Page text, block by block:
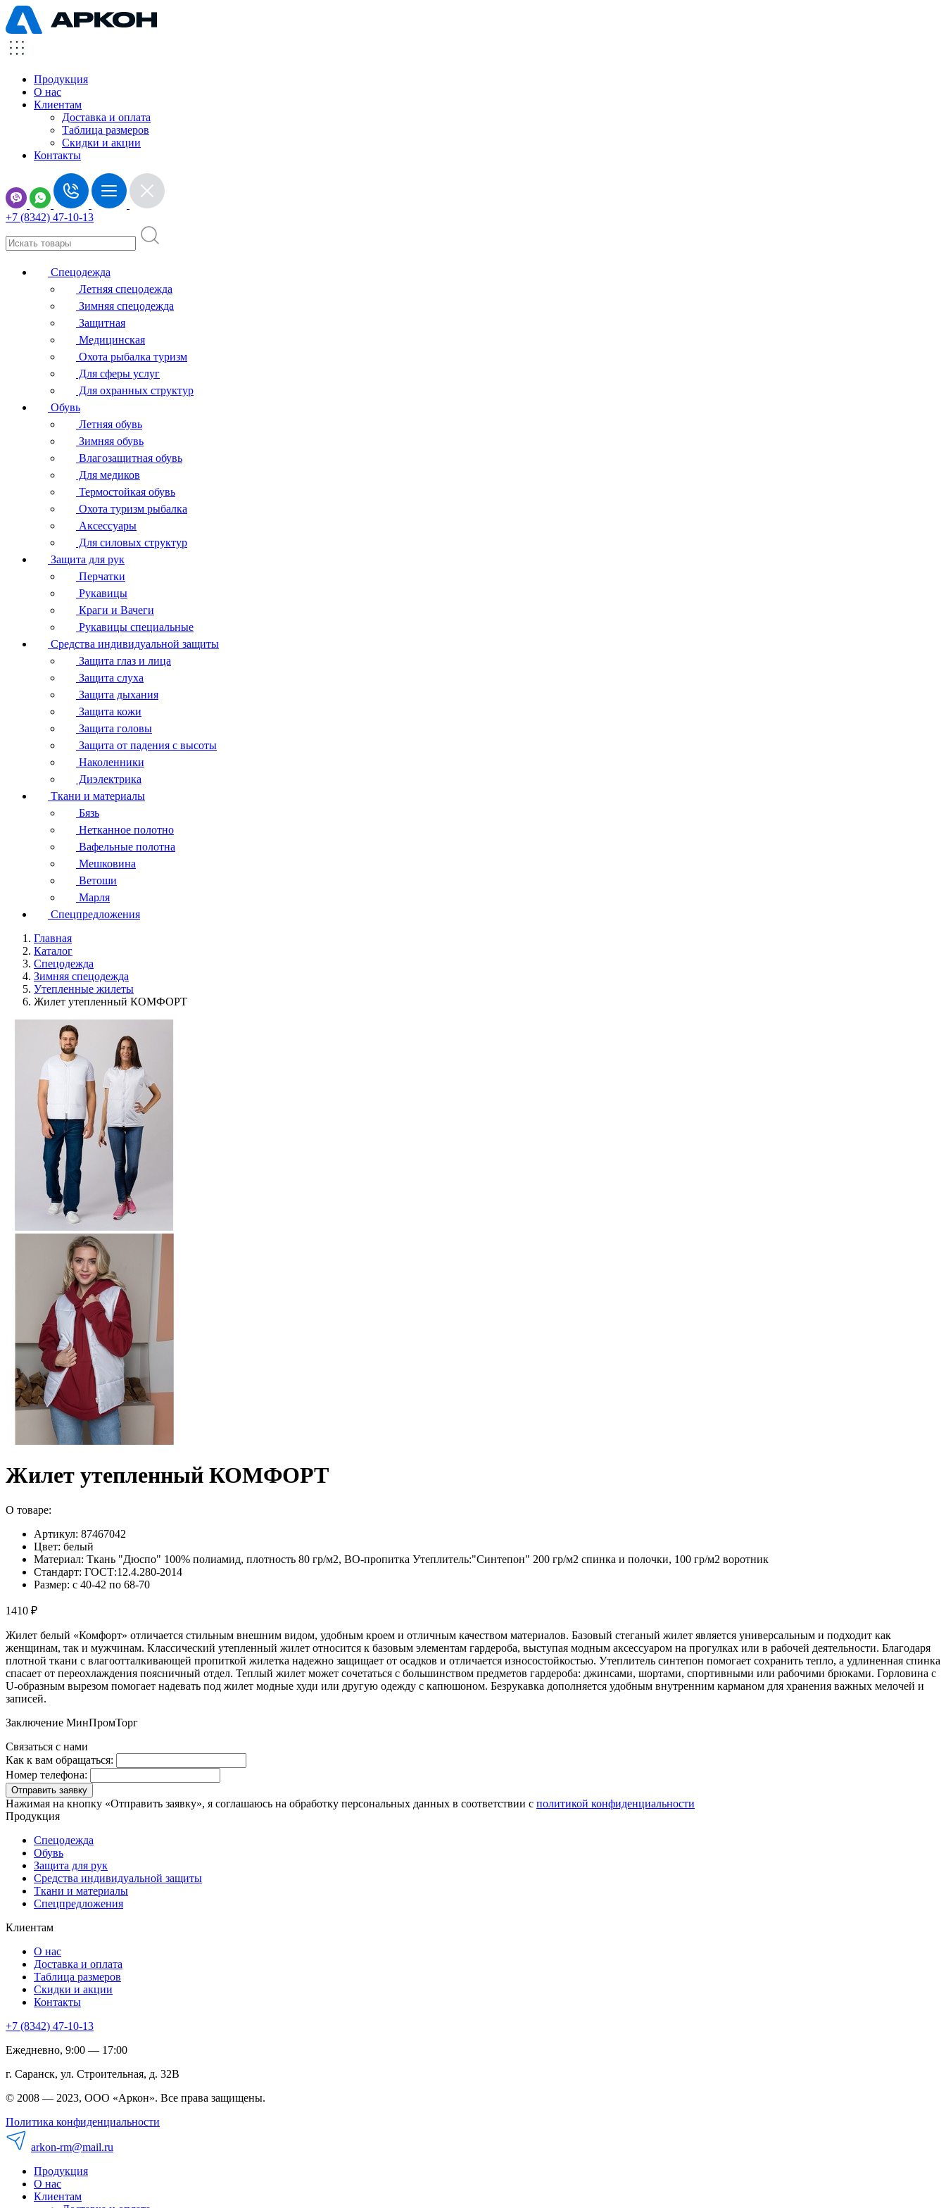
Продукция
О нас
Клиентам
Доставка и оплата
Таблица размеров
Скидки и акции
Контакты
+7 (8342) 47-10-13
Спецодежда
Летняя спецодежда
Зимняя спецодежда
Защитная
Медицинская
Охота рыбалка туризм
Для сферы услуг
Для охранных структур
Обувь
Летняя обувь
Зимняя обувь
Влагозащитная обувь
Для медиков
Термостойкая обувь
Охота туризм рыбалка
Аксессуары
Для силовых структур
Защита для рук
Перчатки
Рукавицы
Краги и Вачеги
Рукавицы специальные
Средства индивидуальной защиты
Защита глаз и лица
Защита слуха
Защита дыхания
Защита кожи
Защита головы
Защита от падения с высоты
Наколенники
Диэлектрика
Ткани и материалы
Бязь
Нетканное полотно
Вафельные полотна
Мешковина
Ветоши
Марля
Спецпредложения
Главная
Каталог
Спецодежда
Зимняя спецодежда
Утепленные жилеты
Жилет утепленный КОМФОРТ
Жилет утепленный КОМФОРТ
О товаре:
Артикул: 87467042
Цвет: белый
Материал: Ткань "Дюспо" 100% полиамид, плотность 80 гр/м2, ВО-пропитка Утеплитель:"Синтепон" 200 гр/м2 спинка и полочки, 100 гр/м2 воротник
Стандарт: ГОСТ:12.4.280-2014
Размер: с 40-42 по 68-70
1410 ₽
Жилет белый «Комфорт» отличается стильным внешним видом, удобным кроем и отличным качеством материалов. Базовый стеганый жилет является универсальным и подходит как
женщинам, так и мужчинам. Классический утепленный жилет относится к базовым элементам гардероба, выступая модным аксессуаром на прогулках или в рабочей деятельности. Благодаря
плотной ткани с влагоотталкивающей пропиткой жилетка надежно защищает от осадков и отличается износостойкостью. Утеплитель синтепон помогает сохранить тепло, а удлиненная спинка
спасает от переохлаждения поясничный отдел. Теплый жилет может сочетаться с большинством предметов гардероба: джинсами, шортами, спортивными или рабочими брюками. Горловина с
U-образным вырезом помогает надевать под жилет модные худи или другую одежду с капюшоном. Безрукавка дополняется удобным внутренним карманом для хранения важных мелочей и
записей.
Заключение МинПромТорг
Связаться с нами
Как к вам обращаться:
Номер телефона:
Отправить заявку
Нажимая на кнопку «Отправить заявку», я соглашаюсь на обработку персональных данных в соответствии с политикой конфиденциальности
Продукция
Спецодежда
Обувь
Защита для рук
Средства индивидуальной защиты
Ткани и материалы
Спецпредложения
Клиентам
О нас
Доставка и оплата
Таблица размеров
Скидки и акции
Контакты
+7 (8342) 47-10-13
Ежедневно, 9:00 — 17:00
г. Саранск, ул. Строительная, д. 32В
© 2008 — 2023, ООО «Аркон». Все права защищены.
Политика конфиденциальности
arkon-rm@mail.ru
Продукция
О нас
Клиентам